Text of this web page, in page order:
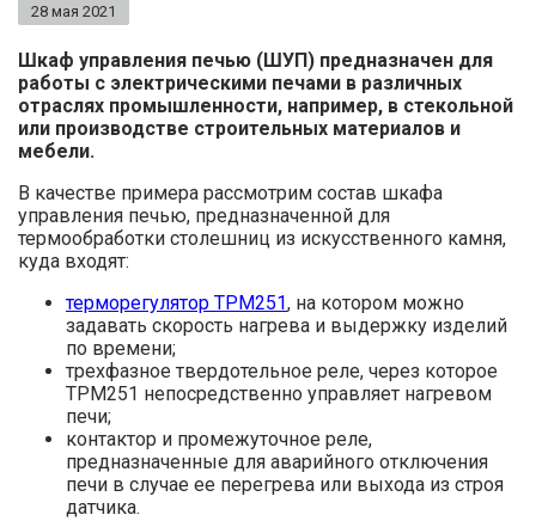
28 мая 2021
Шкаф управления печью (ШУП) предназначен для
работы с электрическими печами в различных
отраслях промышленности, например, в стекольной
или производстве строительных материалов и
мебели.
В качестве примера рассмотрим состав шкафа
управления печью, предназначенной для
термообработки столешниц из искусственного камня,
куда входят:
терморегулятор ТРМ251, на котором можно
задавать скорость нагрева и выдержку изделий
по времени;
трехфазное твердотельное реле, через которое
ТРМ251 непосредственно управляет нагревом
печи;
контактор и промежуточное реле,
предназначенные для аварийного отключения
печи в случае ее перегрева или выхода из строя
датчика.